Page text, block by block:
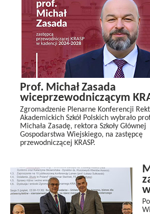
Prof. Michał Zasada
wiceprzewodniczącym
Zgromadzenie Plenarne Konferencji
Akademickich Szkół Polskich wybrało
Michała Zasadę, rektora Szkoły Głównej
Gospodarstwa Wiejskiego, na zastępcę
przewodniczącej KRASP.